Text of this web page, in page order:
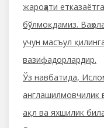
жароҳати
бўлмоқдамиз.
учун масъул
вазифадорлардир.
Ўз навбатида,
англашилмовчилик
ақл ва яхшилик